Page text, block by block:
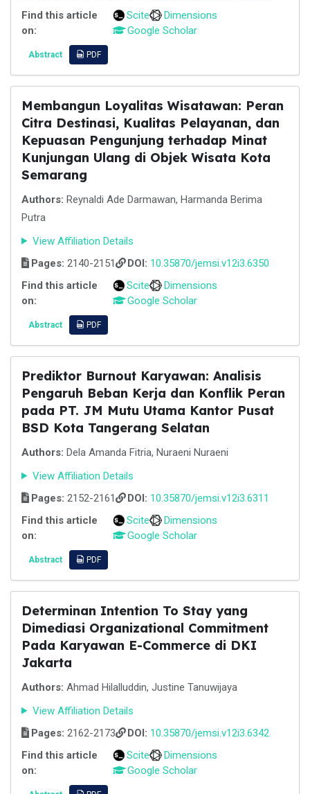
Find this article
on:
Scite
Dimensions
Google Scholar
Abstract PDF
Membangun Loyalitas Wisatawan: Peran
Citra Destinasi, Kualitas Pelayanan, dan
Kepuasan Pengunjung terhadap Minat
Kunjungan Ulang di Objek Wisata Kota
Semarang
Authors: Reynaldi Ade Darmawan, Harmanda Berima
Putra
View Affiliation Details
Pages: 2140-2151 DOI: 10.35870/jemsi.v12i3.6350
Find this article
on:
Scite
Dimensions
Google Scholar
Abstract PDF
Prediktor Burnout Karyawan: Analisis
Pengaruh Beban Kerja dan Konflik Peran
pada PT. JM Mutu Utama Kantor Pusat
BSD Kota Tangerang Selatan
Authors: Dela Amanda Fitria, Nuraeni Nuraeni
View Affiliation Details
Pages: 2152-2161 DOI: 10.35870/jemsi.v12i3.6311
Find this article
on:
Scite
Dimensions
Google Scholar
Abstract PDF
Determinan Intention To Stay yang
Dimediasi Organizational Commitment
Pada Karyawan E-Commerce di DKI
Jakarta
Authors: Ahmad Hilalluddin, Justine Tanuwijaya
View Affiliation Details
Pages: 2162-2173 DOI: 10.35870/jemsi.v12i3.6342
Find this article
on:
Scite
Dimensions
Google Scholar